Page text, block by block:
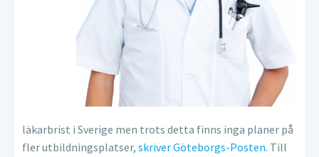
läkarbrist i Sverige men trots detta finns inga planer på
fler utbildningsplatser,skriver Göteborgs-Posten. Till